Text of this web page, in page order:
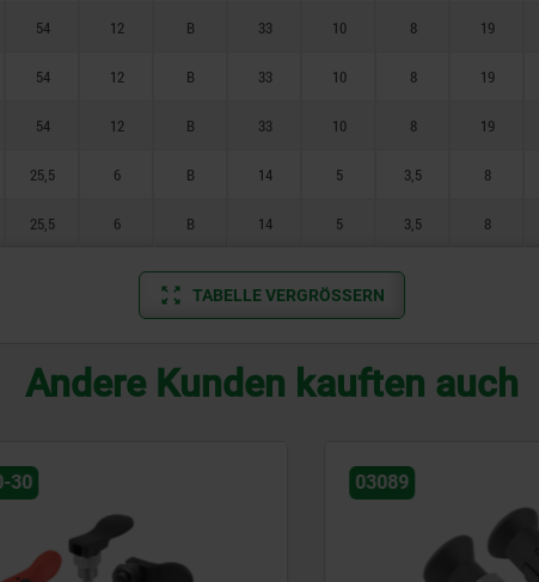
54 12 B 33 10 8 19
54 12 B 33 10 8 19
54 12 B 33 10 8 19
25,5 6 B 14 5 3,5 8
25,5 6 B 14 5 3,5 8
TABELLE VERGRÖSSERN
Andere Kunden kauften auch
03089